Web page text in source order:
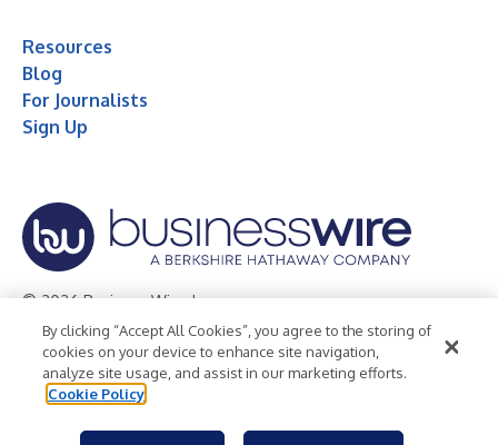
Resources
Blog
For Journalists
Sign Up
© 2026 Business Wire, Inc.
Privacy Policy Cookie Policy
Accessibility Statement
Terms of Use
Legal
By clicking “Accept All Cookies”, you agree to the storing of
cookies on your device to enhance site navigation,
analyze site usage, and assist in our marketing efforts.
Cookie Policy